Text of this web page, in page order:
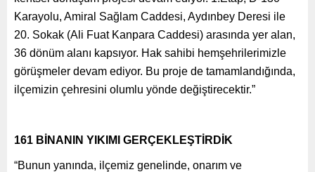
Karayolu, Amiral Sağlam Caddesi, Aydınbey Deresi ile
20. Sokak (Ali Fuat Kanpara Caddesi) arasında yer alan,
36 dönüm alanı kapsıyor. Hak sahibi hemşehrilerimizle
görüşmeler devam ediyor. Bu proje de tamamlandığında,
ilçemizin çehresini olumlu yönde değiştirecektir.”
161 BİNANIN YIKIMI GERÇEKLEŞTİRDİK
“Bunun yanında, ilçemiz genelinde, onarım ve